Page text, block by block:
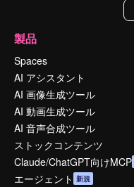
製品
Spaces
AI アシスタント
AI 画像生成ツール
AI 動画生成ツール
AI 音声合成ツール
ストックコンテンツ
Claude/ChatGPT向けMCP
エージェント 新規